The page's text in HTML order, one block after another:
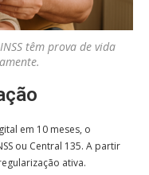
têm prova de vida
em 10 meses, o
ou Central 135. A partir
ativa.